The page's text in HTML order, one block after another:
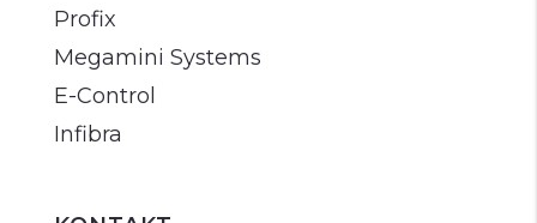
Profix
Megamini Systems
E-Control
Infibra